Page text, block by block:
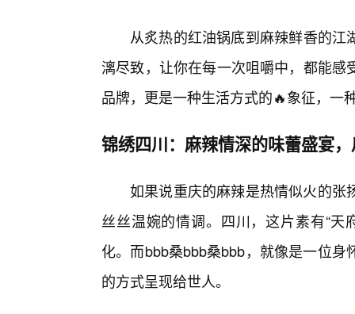
从炙热的红油锅底到麻辣鲜香的
漓尽致，让你在每一次咀嚼中，都能
品牌，更是一种生活方式的🔥象征，一
锦绣四川：麻辣情深的味蕾盛宴
如果说重庆的麻辣是热情似火的张
丝丝温婉的情调。四川，这片素有“
化。而bbb桑bbb桑bbb，就像是一位
的方式呈现给世人。